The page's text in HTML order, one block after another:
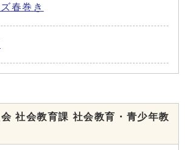
春巻き
社会教育課 社会教育・青少年教